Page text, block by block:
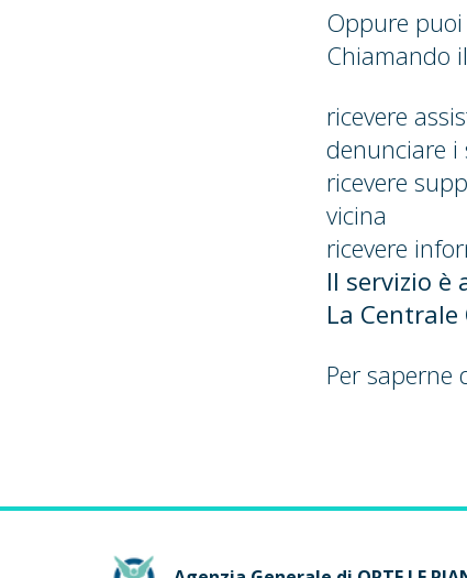
Oppure
Chiamando
ricevere
denunciare i
ricevere
vicina
ricevere
Il servizio è
La
Per saperne